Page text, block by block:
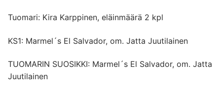
Tuomari: Kira Karppinen, eläinmäärä 2 kpl
KS1: Marmel´s El Salvador, om. Jatta Juutilainen
TUOMARIN SUOSIKKI: Marmel´s El Salvador, om. Jatta
Juutilainen